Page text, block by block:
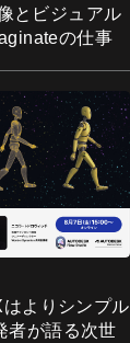
とビジュアル
の仕事
よりシンプル
者が語る次世